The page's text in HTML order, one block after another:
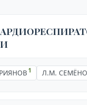
1 Л.М.